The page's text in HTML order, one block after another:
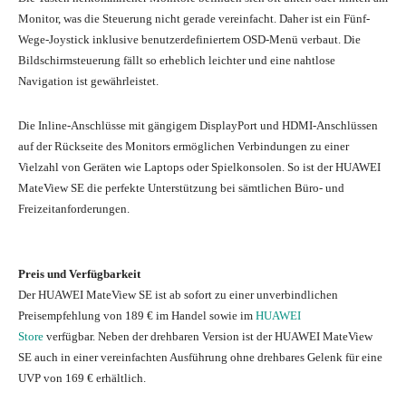
Monitor, was die Steuerung nicht gerade vereinfacht. Daher ist ein Fünf-
Wege-Joystick inklusive benutzerdefiniertem OSD-Menü verbaut. Die
Bildschirmsteuerung fällt so erheblich leichter und eine nahtlose
Navigation ist gewährleistet.
Die Inline-Anschlüsse mit gängigem DisplayPort und HDMI-Anschlüssen
auf der Rückseite des Monitors ermöglichen Verbindungen zu einer
Vielzahl von Geräten wie Laptops oder Spielkonsolen. So ist der HUAWEI
MateView SE die perfekte Unterstützung bei sämtlichen Büro- und
Freizeitanforderungen.
Preis und Verfügbarkeit
Der HUAWEI MateView SE ist ab sofort zu einer unverbindlichen
Preisempfehlung von 189 € im Handel sowie im HUAWEI
Store verfügbar. Neben der drehbaren Version ist der HUAWEI MateView
SE auch in einer vereinfachten Ausführung ohne drehbares Gelenk für eine
UVP von 169 € erhältlich.